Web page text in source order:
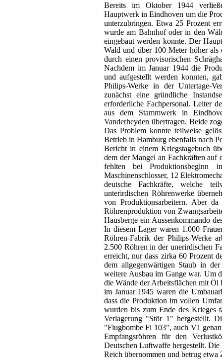
Bereits im Oktober 1944
Hauptwerk in Eindhoven um die
unterzubringen. Etwa 25 Prozent
wurde am Bahnhof oder in den
eingebaut werden konnte. Der
Wald und über 100 Meter höher
durch einen provisorischen
Nachdem im Januar 1944 die
und aufgestellt werden konnten,
Philips-Werke in der Untertage-
zunächst eine gründliche
erforderliche Fachpersonal. Leiter
aus dem Stammwerk in
Vanderheyden übertragen. Beide
Das Problem konnte teilweise
Betrieb in Hamburg ebenfalls nach
Bericht in einem Kriegstagebuch
dem der Mangel an Fachkräften auf
fehlten bei
Maschinenschlosser, 12
deutsche Fachkräfte, welche
unterirdischen Röhrenwerke
von Produktionsarbeitern. Aber
Röhrenproduktion von
Hausberge ein Aussenkommando
In diesem Lager waren 1.000
Röhren-Fabrik der Philips-Werke
2.500 Röhren in der unerirdischen
erreicht, nur dass zirka 60 Prozent
dem allgegenwärtigen Staub in
weitere Ausbau im Gange war. Um
die Wände der Arbeitsflächen mit Öl
im Januar 1945 waren die
dass die Produktion im vollen
wurden bis zum Ende des Krieges
Verlagerung "Stör 1" hergestellt.
"Flugbombe Fi 103", auch V1
Empfangsröhren für den
Deutschen Luftwaffe hergestellt.
Reich übernommen und betrug